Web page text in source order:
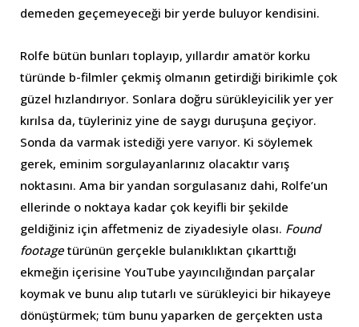
demeden geçemeyeceği bir yerde buluyor kendisini.
Rolfe bütün bunları toplayıp, yıllardır amatör korku
türünde b-filmler çekmiş olmanın getirdiği birikimle çok
güzel hızlandırıyor. Sonlara doğru sürükleyicilik yer yer
kırılsa da, tüyleriniz yine de saygı duruşuna geçiyor.
Sonda da varmak istediği yere varıyor. Ki söylemek
gerek, eminim sorgulayanlarınız olacaktır varış
noktasını. Ama bir yandan sorgulasanız dahi, Rolfe’un
ellerinde o noktaya kadar çok keyifli bir şekilde
geldiğiniz için affetmeniz de ziyadesiyle olası. Found
footage türünün gerçekle bulanıklıktan çıkarttığı
ekmeğin içerisine YouTube yayıncılığından parçalar
koymak ve bunu alıp tutarlı ve sürükleyici bir hikayeye
dönüştürmek; tüm bunu yaparken de gerçekten usta